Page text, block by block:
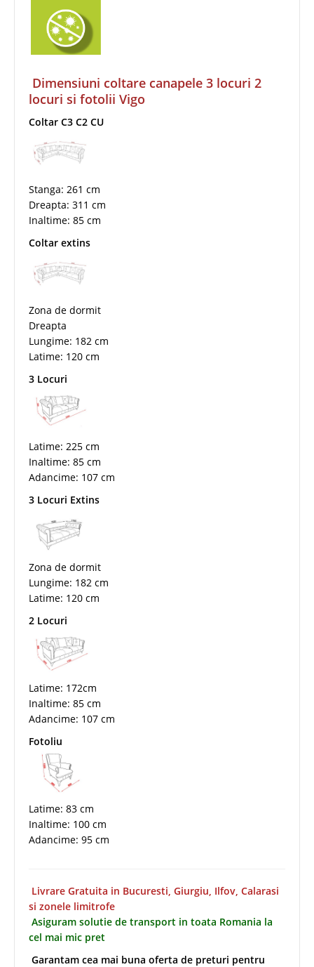
Dimensiuni coltare canapele 3 locuri 2
locuri si fotolii Vigo
Coltar C3 C2 CU
Stanga: 261 cm
Dreapta: 311 cm
Inaltime: 85 cm
Coltar extins
Zona de dormit
Dreapta
Lungime: 182 cm
Latime: 120 cm
3 Locuri
Latime: 225 cm
Inaltime: 85 cm
Adancime: 107 cm
3 Locuri Extins
Zona de dormit
Lungime: 182 cm
Latime: 120 cm
2 Locuri
Latime: 172cm
Inaltime: 85 cm
Adancime: 107 cm
Fotoliu
Latime: 83 cm
Inaltime: 100 cm
Adancime: 95 cm
Livrare Gratuita in Bucuresti, Giurgiu, Ilfov, Calarasi
si zonele limitrofe
Asiguram solutie de transport in toata Romania la
cel mai mic pret
Garantam cea mai buna oferta de preturi pentru